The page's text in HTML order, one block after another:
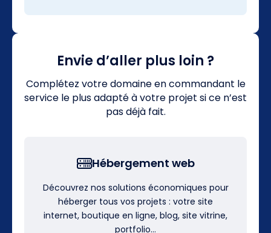
Envie d’aller plus loin ?
Complétez votre domaine en commandant le
service le plus adapté à votre projet si ce n’est
pas déjà fait.
Hébergement web
Découvrez nos solutions économiques pour
héberger tous vos projets : votre site
internet, boutique en ligne, blog, site vitrine,
portfolio…